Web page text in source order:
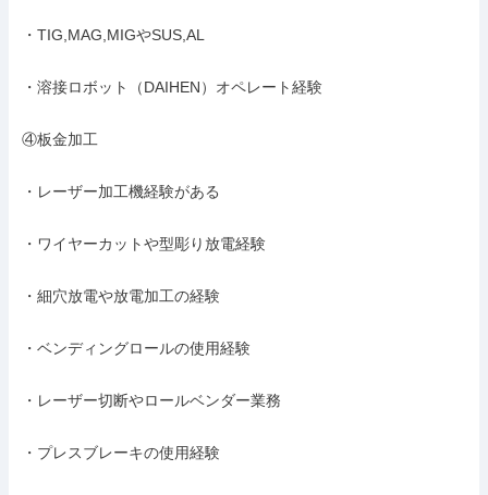
・TIG,MAG,MIGやSUS,AL
・溶接ロボット（DAIHEN）オペレート経験
④板金加工
・レーザー加工機経験がある
・ワイヤーカットや型彫り放電経験
・細穴放電や放電加工の経験
・ベンディングロールの使用経験
・レーザー切断やロールベンダー業務
・プレスブレーキの使用経験